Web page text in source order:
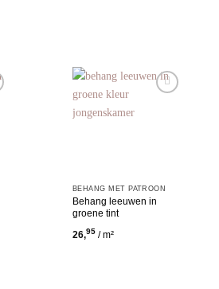
BEHANG MET PATROON
Behang leeuwen in
groene tint
26,95 / m²